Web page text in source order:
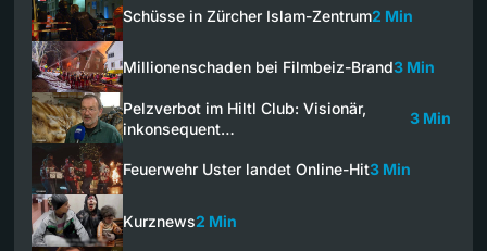
Schüsse in Zürcher Islam-Zentrum2 Min
Millionenschaden bei Filmbeiz-Brand3 Min
Pelzverbot im Hiltl Club: Visionär,
inkonsequent…
3 Min
Feuerwehr Uster landet Online-Hit3 Min
Kurznews2 Min